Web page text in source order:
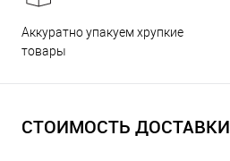
Аккуратно упакуем хрупкие
товары
СТОИМОСТЬ ДОСТАВКИ